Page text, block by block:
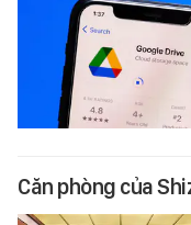
Căn phòng của